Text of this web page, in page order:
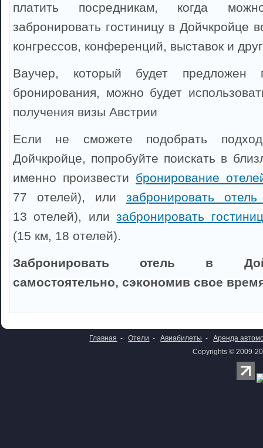
платить посредникам, когда
забронировать гостиницу в Дойчкройце
конгрессов, конференций, выставок и
Ваучер, который будет предложен
бронирования, можно будет
получения визы Австрии
Если не сможете подобрать
Дойчкройце, попробуйте поискать в
именно произвести бронирование
77 отелей), или забронировать
13 отелей), илизабронировать
(15 км, 18 отелей).
Забронировать отель в
самостоятельно, сэкономив свое
Главная - Отели - Авиабилеты -
Аренда
Copyrights © 2009-